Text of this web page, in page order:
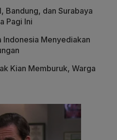
Bandung, dan Surabaya
Pagi Ini
Indonesia Menyediakan
Kian Memburuk, Warga